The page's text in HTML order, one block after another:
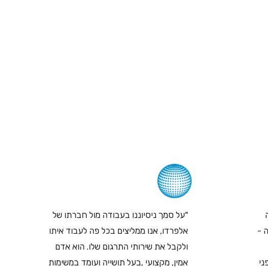
"על סמך ניסיוננו בעבודה מול חברתו של
אלפרדו, אנו ממליצים בכל פה לעבוד איתו
ולקבל את שירותי התרגום שלו. הוא אדם
אמין, מקצועי ,בעל תושייה ועומד במשימות
-